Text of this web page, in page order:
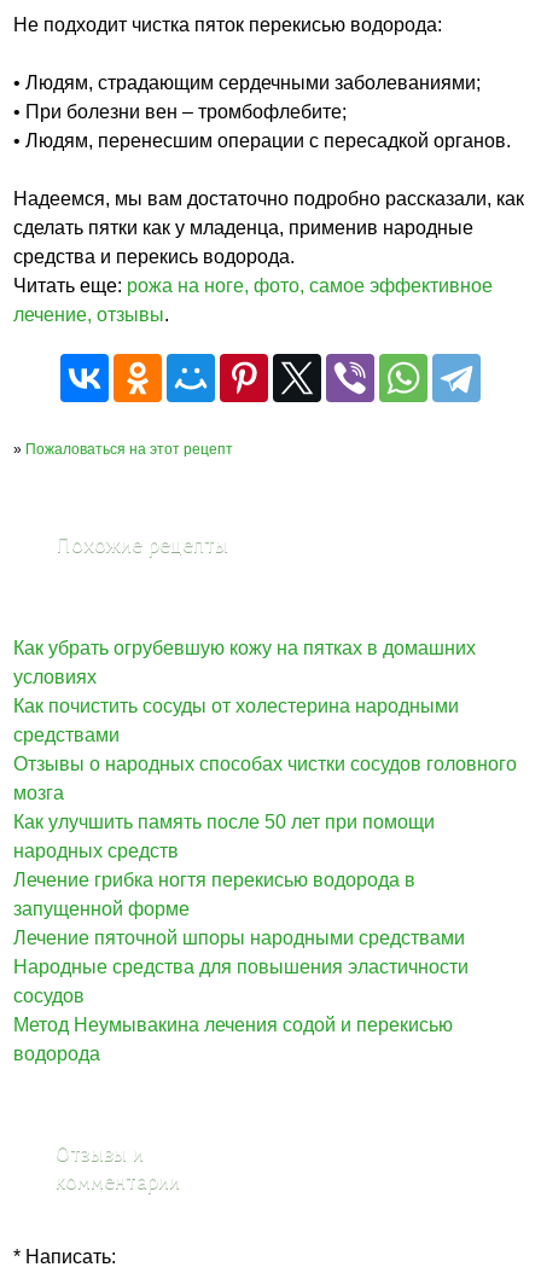
Не подходит чистка пяток перекисью водорода:
• Людям, страдающим сердечными заболеваниями;
• При болезни вен – тромбофлебите;
• Людям, перенесшим операции с пересадкой органов.
Надеемся, мы вам достаточно подробно рассказали, как
сделать пятки как у младенца, применив народные
средства и перекись водорода.
Читать еще: рожа на ноге, фото, самое эффективное
лечение, отзывы.
» Пожаловаться на этот рецепт
Похожие рецепты
Как убрать огрубевшую кожу на пятках в домашних
условиях
Как почистить сосуды от холестерина народными
средствами
Отзывы о народных способах чистки сосудов головного
мозга
Как улучшить память после 50 лет при помощи
народных средств
Лечение грибка ногтя перекисью водорода в
запущенной форме
Лечение пяточной шпоры народными средствами
Народные средства для повышения эластичности
сосудов
Метод Неумывакина лечения содой и перекисью
водорода
Отзывы и
комментарии
* Написать: